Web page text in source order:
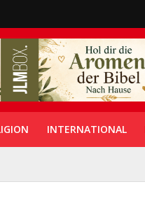
INTERNATIONAL